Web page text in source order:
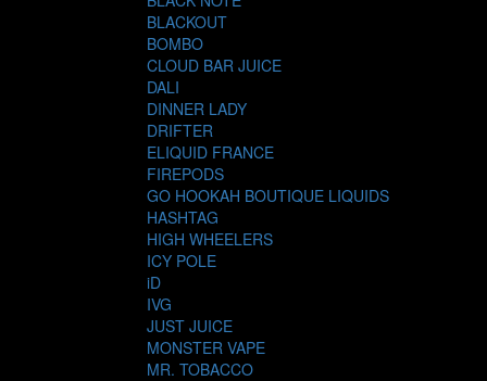
BLACKOUT
BOMBO
CLOUD BAR JUICE
DALI
DINNER LADY
DRIFTER
ELIQUID FRANCE
FIREPODS
GO HOOKAH BOUTIQUE LIQUIDS
HASHTAG
HIGH WHEELERS
ICY POLE
iD
IVG
JUST JUICE
MONSTER VAPE
MR. TOBACCO